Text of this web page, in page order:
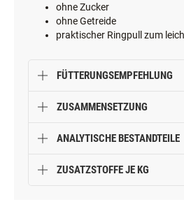
ohne Zucker
ohne Getreide
praktischer Ringpull zum
FÜTTERUNGSEMPFEHLUNG
ZUSAMMENSETZUNG
ANALYTISCHE BESTANDTEILE
ZUSATZSTOFFE JE KG